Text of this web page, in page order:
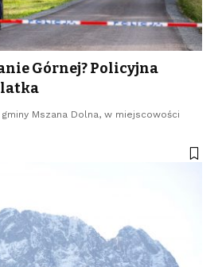
Górnej? Policyjna
latka
Mszana Dolna, w miejscowości